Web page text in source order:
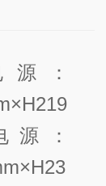
：
源：